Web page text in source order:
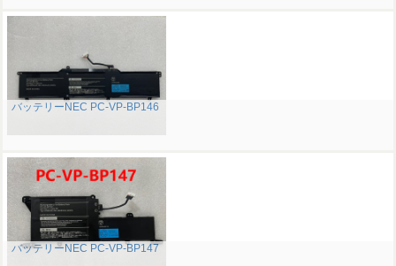
バッテリーNEC PC-VP-BP146
バッテリーNEC PC-VP-BP147